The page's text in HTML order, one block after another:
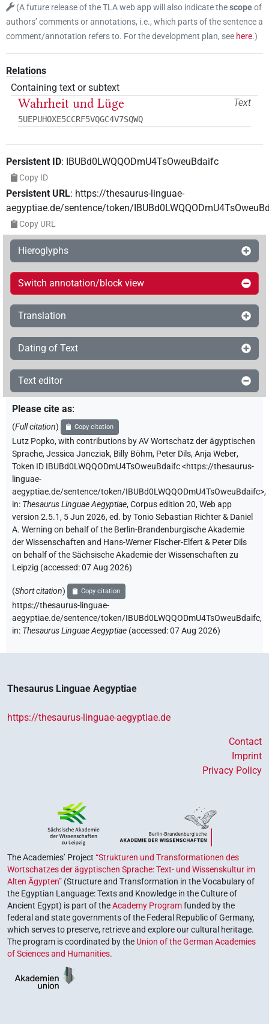
(A future release of the TLA web app will also indicate thescopeof
authors’ comments or annotations, i.e., which parts of the sentence a
comment/annotation refers to. For the development plan, see here.)
Relations
Containing text or subtext
Text
Wahrheit und Lüge
5UEPUHOXE5CCRF5VQGC4V7SQWQ
Persistent ID: IBUBd0LWQQODmU4TsOweuBdaifc
Copy ID
Persistent URL: https://thesaurus-linguae-
aegyptiae.de/sentence/token/
Copy URL
Hieroglyphs
Switch annotation/block view
Translation
Dating of Text
Text editor
Please cite as:
(Full citation) Copy citation
Lutz Popko,with contributions byAV Wortschatz der ägyptischen
Sprache,Jessica Jancziak, Billy Böhm, Peter Dils,Anja Weber,
Token ID IBUBd0LWQQODmU4TsOweuBdaifc<https://thesaurus-
linguae-
aegyptiae.de/sentence/token/IBUBd0LWQQODmU4TsOweuBdaifc>,
in: Thesaurus Linguae Aegyptiae,Corpus edition 20, Web app
version 2.5.1, 5 Jun 2026, ed. by Tonio Sebastian Richter & Daniel
A. Werning on behalf of the Berlin-Brandenburgische Akademie
der Wissenschaften and Hans-Werner Fischer-Elfert & Peter Dils
on behalf of the Sächsische Akademie der Wissenschaften zu
Leipzig (accessed:07 Aug 2026)
(Short citation) Copy citation
https://thesaurus-linguae-
aegyptiae.de/sentence/token/IBUBd0LWQQODmU4TsOweuBdaifc,
in: Thesaurus Linguae Aegyptiae (accessed:07 Aug 2026)
Thesaurus Linguae Aegyptiae
https://thesaurus-linguae-aegyptiae.de
Contact
Imprint
Privacy Policy
The Academies’ Project “Strukturen und Transformationen des
Wortschatzes der ägyptischen Sprache: Text- und Wissenskultur im
Alten Ägypten” (Structure and Transformation in the Vocabulary of
the Egyptian Language: Texts and Knowledge in the Culture of
Ancient Egypt) is part of theAcademy Programfunded by the
federal and state governments of the Federal Republic of Germany,
which serves to preserve, retrieve and explore our cultural heritage.
The program is coordinated by the Union of the German Academies
of Sciences and Humanities.